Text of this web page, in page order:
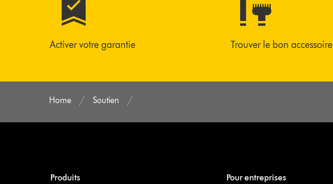
Activer votre garantie Trouver le bon accessoire
Home Soutien
Produits Pour entreprises